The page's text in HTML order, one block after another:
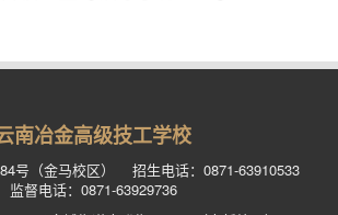
南冶金高级技工学校
号（金马校区） 招生电话：0871-63910533
监督电话：0871-63929736